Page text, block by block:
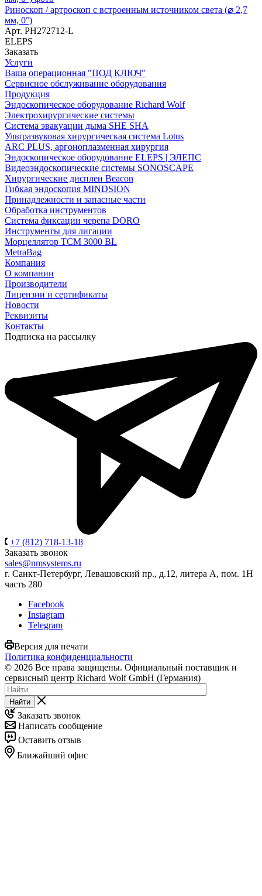
Риноскоп / артроскоп с встроенным источником света (⌀ 2,7
мм, 0°)
Арт. РН272712-L
ELEPS
Заказать
Услуги
Ваша операционная "ПОД КЛЮЧ"
Сервисное обслуживание оборудования
Продукция
Эндоскопическое оборудование Richard Wolf
Электрохирургические системы
Система эвакуации дыма SHE SHA
Ультразвуковая хирургическая система Lotus
ARC PLUS, аргоноплазменная хирургия
Эндоскопическое оборудование ELEPS | ЭЛЕПС
Видеоэндоскопические системы SONOSCAPE
Хирургические дисплеи Beacon
Гибкая эндоскопия MINDSION
Принадлежности и запасные части
Обработка инструментов
Система фиксации черепа DORO
Инструменты для лигации
Морцеллятор ТСМ 3000 BL
MetraBag
Компания
О компании
Производители
Лицензии и сертификаты
Новости
Реквизиты
Контакты
Подписка на рассылку
+7 (812) 718-13-18
Заказать звонок
sales@nmsystems.ru
г. Санкт-Петербург, Левашовский пр., д.12, литера А, пом. 1Н
часть 280
Facebook
Instagram
Telegram
Версия для печати
Политика конфиденциальности
© 2026 Все права защищены. Официальный поставщик и
сервисный центр Richard Wolf GmbH (Германия)
Найти
Заказать звонок
Написать сообщение
Оставить отзыв
Ближайший офис